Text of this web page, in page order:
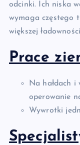
odcinki. Ich niska
wymaga częstego
większej
Prace
Na hałdach
operowanie
Wywrotki